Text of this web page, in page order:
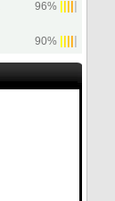
96%
90%